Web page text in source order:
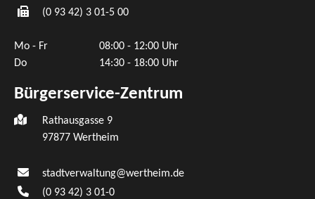
(0 93 42) 3 01-5 00
Mo - Fr
08:00 - 12:00 Uhr
Do
14:30 - 18:00 Uhr
Bürgerservice-Zentrum
Rathausgasse 9
97877 Wertheim
stadtverwaltung@wertheim.de
(0 93 42) 3 01-0